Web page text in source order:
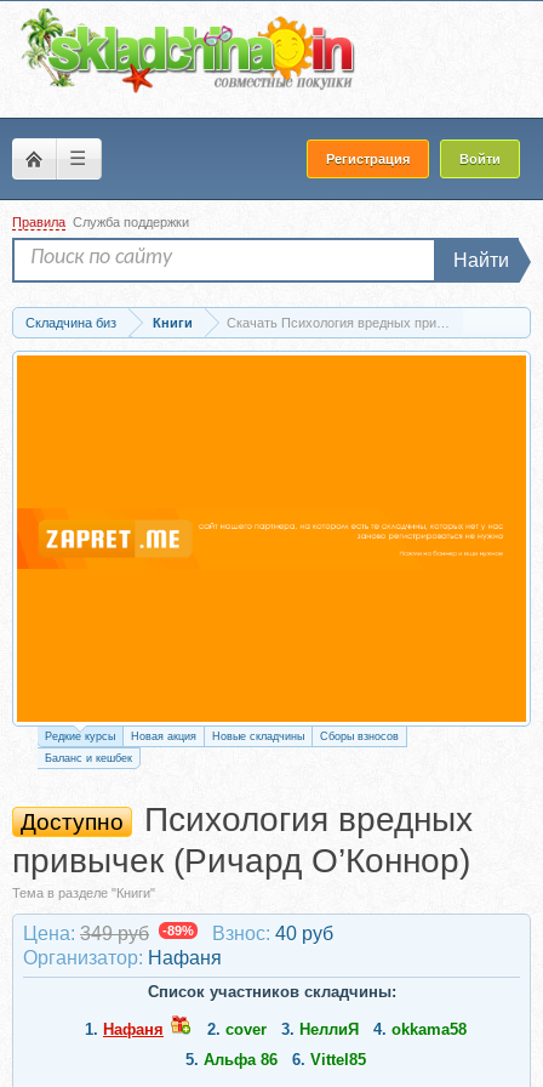
☰ Регистрация Войти
Правила Служба поддержки
Найти
Складчина биз Книги Скачать Психология вредных привычек (Ричард
Редкие курсы Новая акция Новые складчины
Сборы взносов
Баланс и кешбек
Доступно
Психология вредных
привычек (Ричард О’Коннор)
Тема в разделе "Книги"
Цена: 349 руб -89% Взнос: 40 руб
Организатор: Нафаня
Список участников складчины:
1. Нафаня 2. cover 3. НеллиЯ 4. okkama58
5. Альфа 86 6. Vittel85